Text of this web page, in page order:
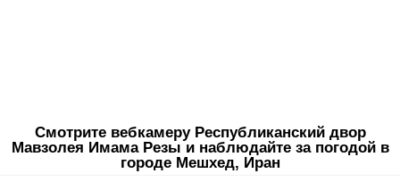
Смотрите вебкамеру Республиканский двор
Мавзолея Имама Резы и наблюдайте за погодой в
городе Мешхед, Иран